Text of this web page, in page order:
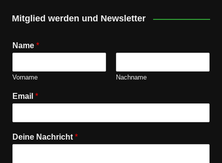
Mitglied werden und Newsletter
Name *
Vorname Nachname
Email *
Deine Nachricht *